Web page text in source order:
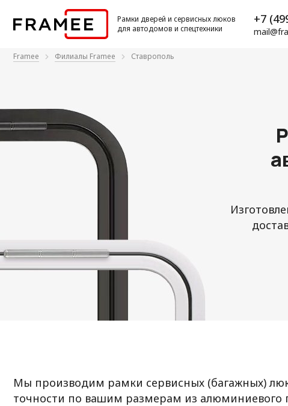
Рамки дверей и сервисных люков
для автодомов и спецтехники
+7
Framee Филиалы Framee Ставрополь
Мы производим рамки сервисных (багажных)
точности по вашим размерам из алюминиевого